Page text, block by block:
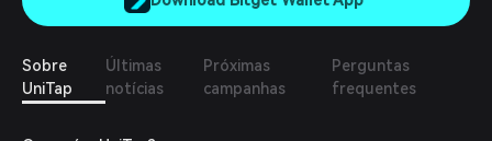
Sobre
UniTap
Últimas
notícias
Próximas
campanhas
Perguntas
frequentes